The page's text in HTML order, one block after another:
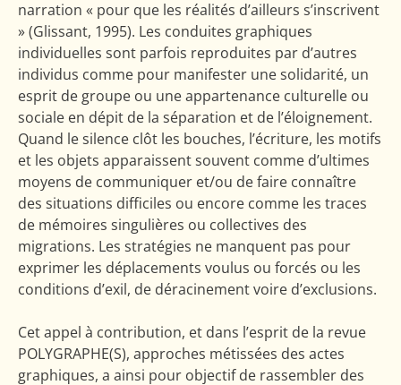
narration « pour que les réalités d’ailleurs s’inscrivent
» (Glissant, 1995). Les conduites graphiques
individuelles sont parfois reproduites par d’autres
individus comme pour manifester une solidarité, un
esprit de groupe ou une appartenance culturelle ou
sociale en dépit de la séparation et de l’éloignement.
Quand le silence clôt les bouches, l’écriture, les motifs
et les objets apparaissent souvent comme d’ultimes
moyens de communiquer et/ou de faire connaître
des situations difficiles ou encore comme les traces
de mémoires singulières ou collectives des
migrations. Les stratégies ne manquent pas pour
exprimer les déplacements voulus ou forcés ou les
conditions d’exil, de déracinement voire d’exclusions.
Cet appel à contribution, et dans l’esprit de la revue
POLYGRAPHE(S), approches métissées des actes
graphiques, a ainsi pour objectif de rassembler des